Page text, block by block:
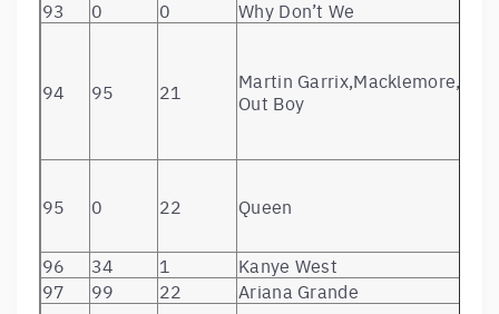
93 0 0 Why Don’t We
94 95 21
Martin Garrix,Macklemore,Fall
Out Boy
95 0 22 Queen
96 34 1
Kanye West
97
99 22
Ariana Grande